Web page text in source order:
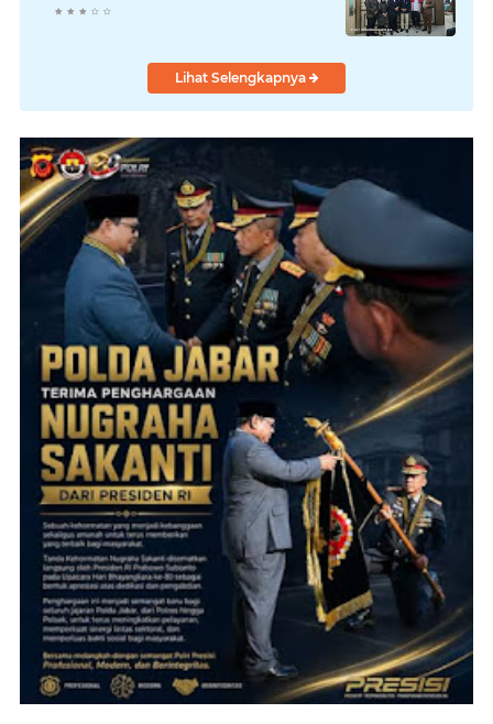
Lihat Selengkapnya